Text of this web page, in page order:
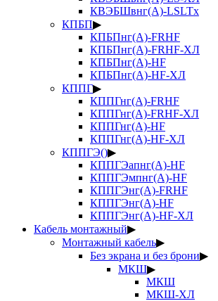
КВЭБШвнг(А)-LSLTx
КПБП▶
КПБПнг(А)-FRHF
КПБПнг(А)-FRHF-ХЛ
КПБПнг(А)-HF
КПБПнг(А)-HF-ХЛ
КППГ▶
КППГнг(А)-FRHF
КППГнг(А)-FRHF-ХЛ
КППГнг(А)-HF
КППГнг(А)-HF-ХЛ
КППГЭ()▶
КППГЭапнг(А)-HF
КППГЭмпнг(А)-HF
КППГЭнг(А)-FRHF
КППГЭнг(А)-HF
КППГЭнг(А)-HF-ХЛ
Кабель монтажный▶
Монтажный кабель▶
Без экрана и без брони▶
МКШ▶
МКШ
МКШ-ХЛ